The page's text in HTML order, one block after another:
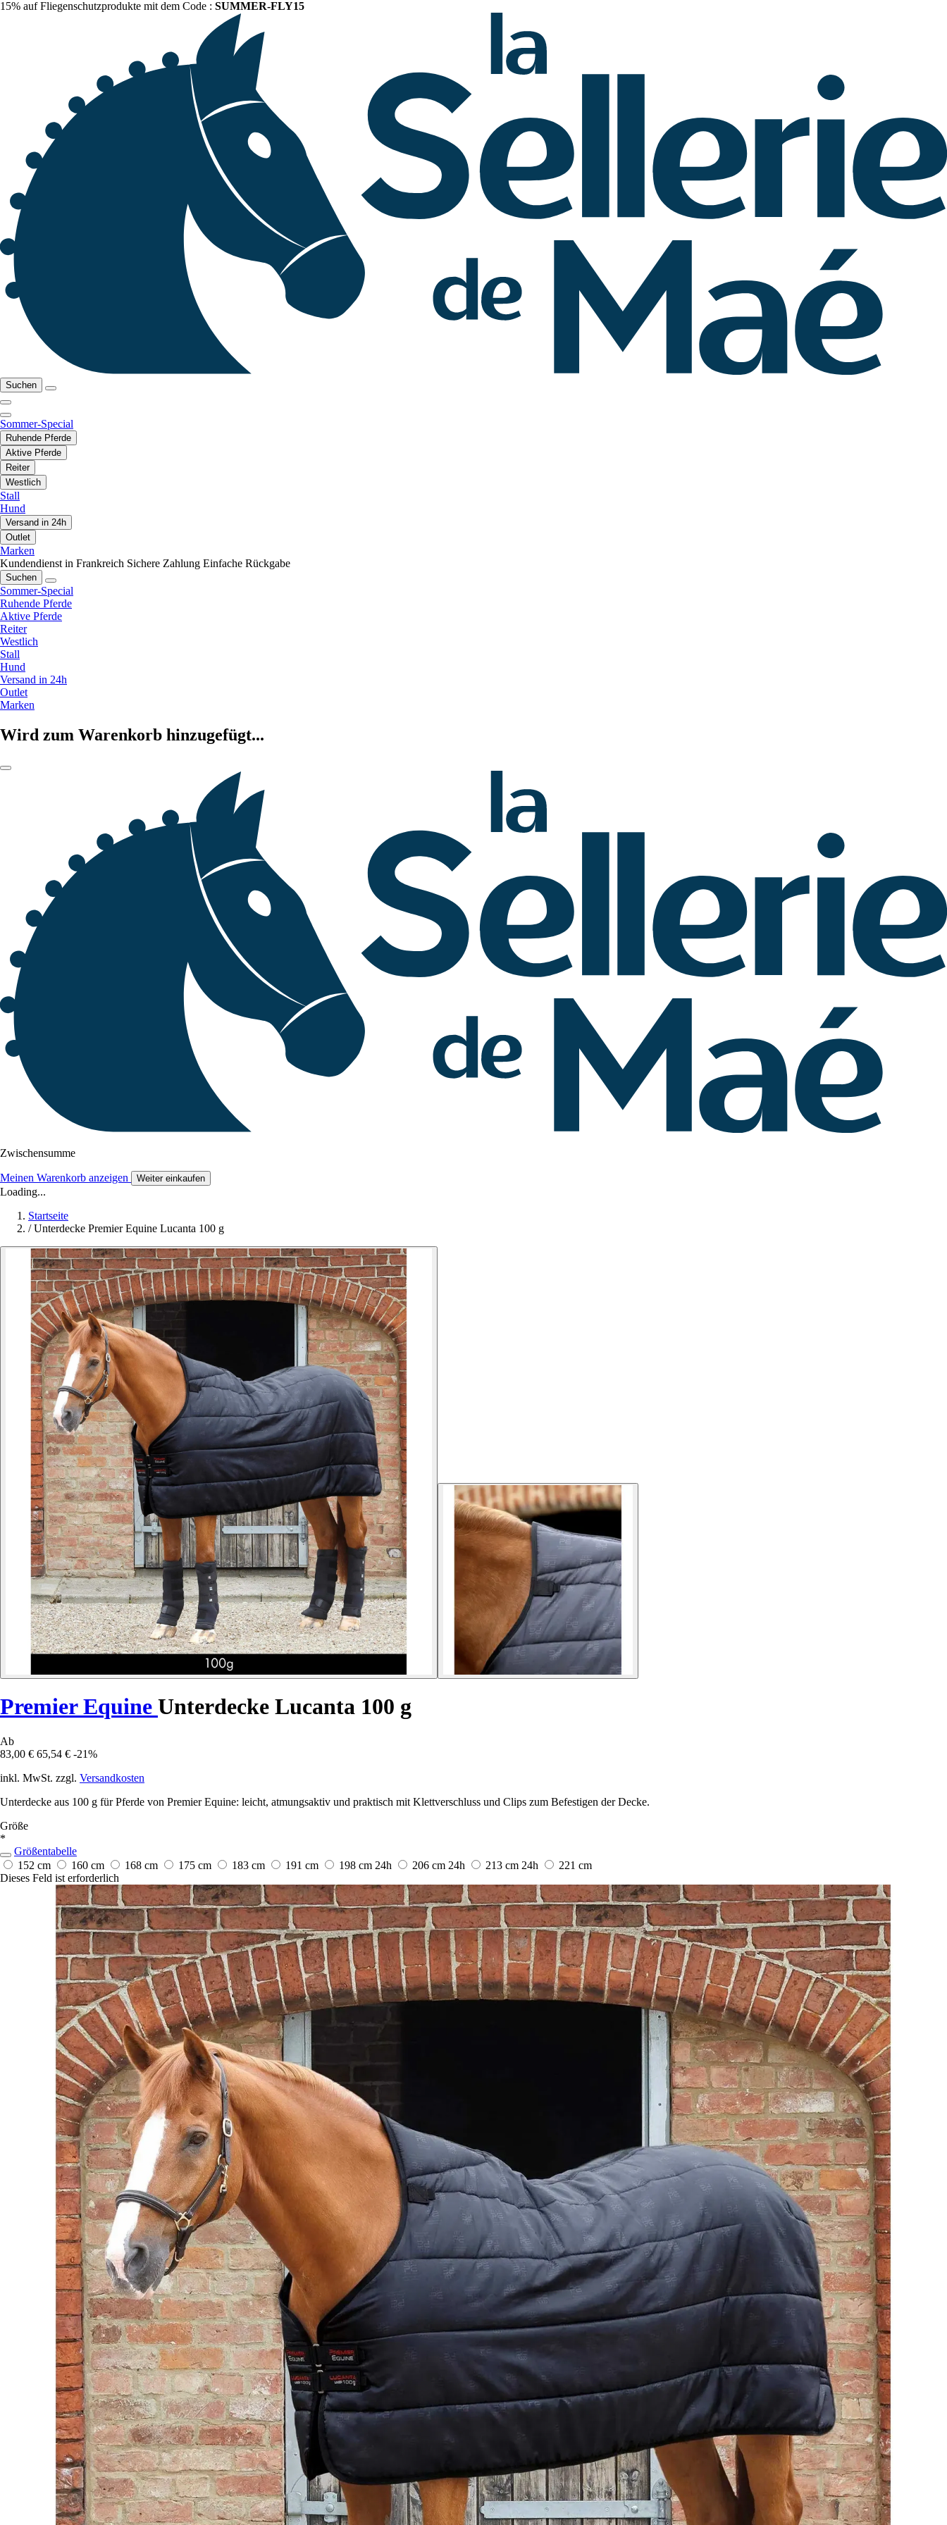
15% auf Fliegenschutzprodukte mit dem Code : SUMMER-FLY15
Suchen
Sommer-Special
Ruhende Pferde
Aktive Pferde
Reiter
Westlich
Stall
Hund
Versand in 24h
Outlet
Marken
Kundendienst in Frankreich Sichere Zahlung Einfache Rückgabe
Suchen
Sommer-Special
Ruhende Pferde
Aktive Pferde
Reiter
Westlich
Stall
Hund
Versand in 24h
Outlet
Marken
Wird zum Warenkorb hinzugefügt...
Zwischensumme
Meinen Warenkorb anzeigen Weiter einkaufen
Loading...
Startseite
/ Unterdecke Premier Equine Lucanta 100 g
Premier Equine Unterdecke Lucanta 100 g
Ab
83,00 € 65,54 € -21%
inkl. MwSt. zzgl. Versandkosten
Unterdecke aus 100 g für Pferde von Premier Equine: leicht, atmungsaktiv und praktisch mit Klettverschluss und Clips zum Befestigen der Decke.
Größe
*
Größentabelle
152 cm
160 cm 168 cm 175 cm 183 cm 191 cm 198 cm 24h 206 cm 24h 213 cm 24h
221 cm
Dieses Feld ist erforderlich